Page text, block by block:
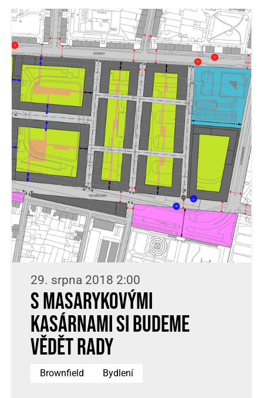
29. srpna 2018 2:00
S Masarykovými
kasárnami si budeme
vědět rady
Brownfield Bydlení